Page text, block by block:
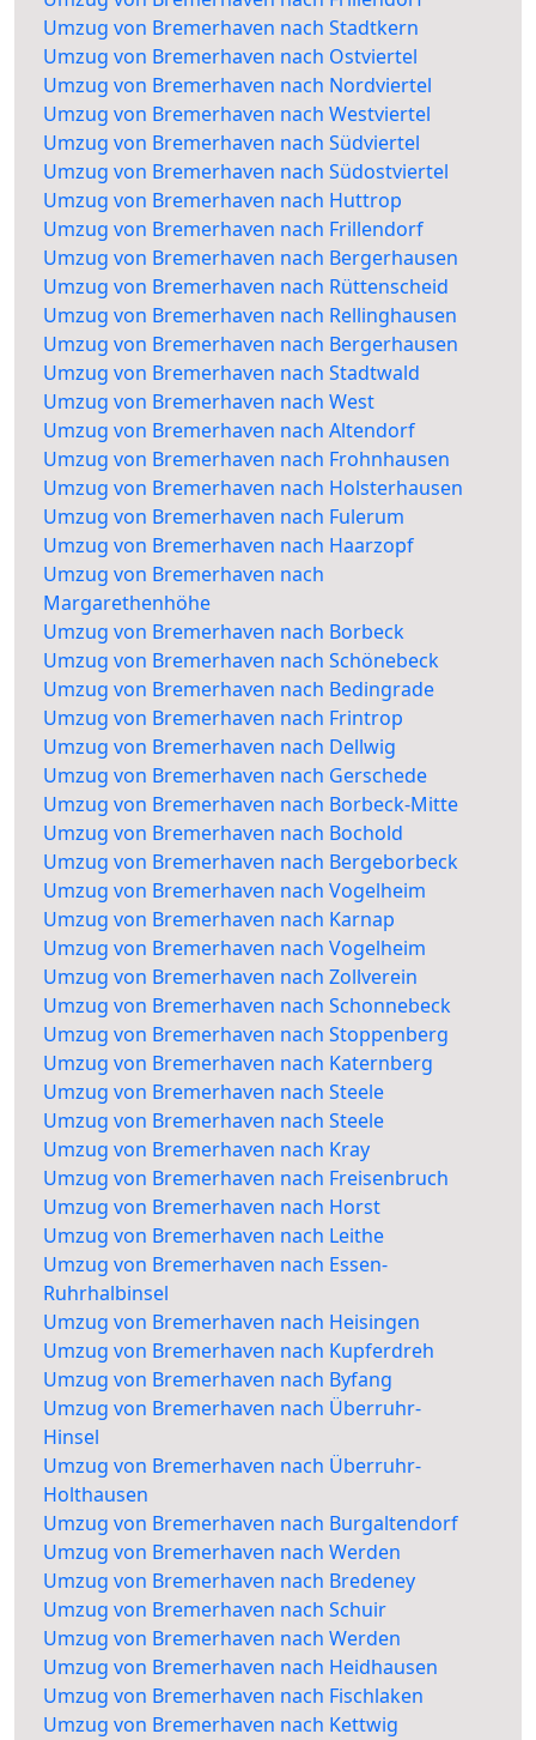
Umzug von Bremerhaven nach Stadtkern
Umzug von Bremerhaven nach Ostviertel
Umzug von Bremerhaven nach Nordviertel
Umzug von Bremerhaven nach Westviertel
Umzug von Bremerhaven nach Südviertel
Umzug von Bremerhaven nach Südostviertel
Umzug von Bremerhaven nach Huttrop
Umzug von Bremerhaven nach Frillendorf
Umzug von Bremerhaven nach Bergerhausen
Umzug von Bremerhaven nach Rüttenscheid
Umzug von Bremerhaven nach Rellinghausen
Umzug von Bremerhaven nach Bergerhausen
Umzug von Bremerhaven nach Stadtwald
Umzug von Bremerhaven nach West
Umzug von Bremerhaven nach Altendorf
Umzug von Bremerhaven nach Frohnhausen
Umzug von Bremerhaven nach Holsterhausen
Umzug von Bremerhaven nach Fulerum
Umzug von Bremerhaven nach Haarzopf
Umzug von Bremerhaven nach
Margarethenhöhe
Umzug von Bremerhaven nach Borbeck
Umzug von Bremerhaven nach Schönebeck
Umzug von Bremerhaven nach Bedingrade
Umzug von Bremerhaven nach Frintrop
Umzug von Bremerhaven nach Dellwig
Umzug von Bremerhaven nach Gerschede
Umzug von Bremerhaven nach Borbeck-Mitte
Umzug von Bremerhaven nach Bochold
Umzug von Bremerhaven nach Bergeborbeck
Umzug von Bremerhaven nach Vogelheim
Umzug von Bremerhaven nach Karnap
Umzug von Bremerhaven nach Vogelheim
Umzug von Bremerhaven nach Zollverein
Umzug von Bremerhaven nach Schonnebeck
Umzug von Bremerhaven nach Stoppenberg
Umzug von Bremerhaven nach Katernberg
Umzug von Bremerhaven nach Steele
Umzug von Bremerhaven nach Steele
Umzug von Bremerhaven nach Kray
Umzug von Bremerhaven nach Freisenbruch
Umzug von Bremerhaven nach Horst
Umzug von Bremerhaven nach Leithe
Umzug von Bremerhaven nach Essen-
Ruhrhalbinsel
Umzug von Bremerhaven nach Heisingen
Umzug von Bremerhaven nach Kupferdreh
Umzug von Bremerhaven nach Byfang
Umzug von Bremerhaven nach Überruhr-
Hinsel
Umzug von Bremerhaven nach Überruhr-
Holthausen
Umzug von Bremerhaven nach Burgaltendorf
Umzug von Bremerhaven nach Werden
Umzug von Bremerhaven nach Bredeney
Umzug von Bremerhaven nach Schuir
Umzug von Bremerhaven nach Werden
Umzug von Bremerhaven nach Heidhausen
Umzug von Bremerhaven nach Fischlaken
Umzug von Bremerhaven nach Kettwig